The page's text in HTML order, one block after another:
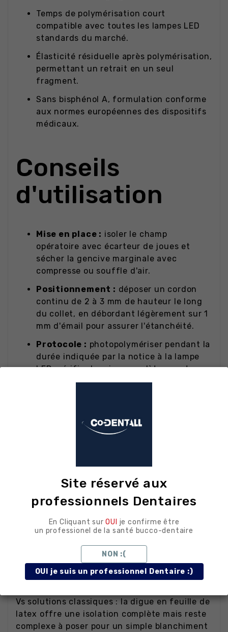
Temps de polymérisation court
compatible avec toutes les lampes LED
standards du marché.
Élasticité résiduelle après polymérisation,
permettant un retrait en un seul
fragment.
Sans bisphénol A, formulation conforme
aux normes européennes des dispositifs
médicaux.
Conseils
d'utilisation
Mise en place : isoler le champ
opératoire avec écarteur de joues et
sécher la gencive marginale avec
compresse ou souffle d'air.
Positionnement : déposer un cordon
continu de 2 à 3 mm de hauteur le long
du collet, en débordant légèrement sur 1
mm d'émail pour assurer l'étanchéité.
Protocole : photopolymériser pendant la
durée indiquée par la notice à la lampe
LED, vérifier la prise complète avant
application du peroxyde.
conserver à l'abri de la lumière directe.
du sang, ne pas dépasser la zone
marginale au risque de couvrir l'émail à
Comparaison
intelligente
Vs solutions classiques : la digue en feuille de
latex offre une isolation complète mais reste
complexe à poser pour un simple blanchiment
Site réservé aux
professionnels Dentaires
En Cliquant surOUI je confirme être
un professionel de la santé bucco-dentaire
NON :(
OUI je suis un professionnel Dentaire :)